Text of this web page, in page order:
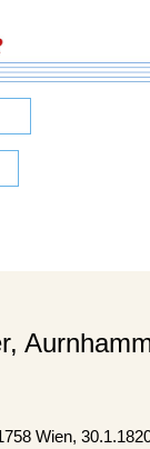
Wien,